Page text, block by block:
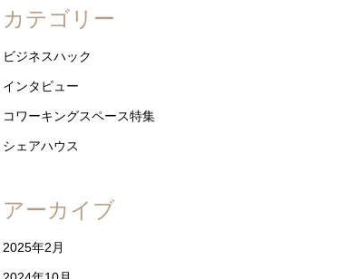
カテゴリー
ビジネスハック
インタビュー
コワーキングスペース特集
シェアハウス
アーカイブ
2025年2月